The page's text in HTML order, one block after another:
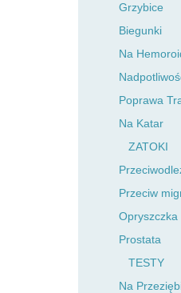
Grzybice
Biegunki
Na
Poprawa
Na Katar
ZATOKI
Przeciw
Opryszczka
Prostata
TESTY
Na